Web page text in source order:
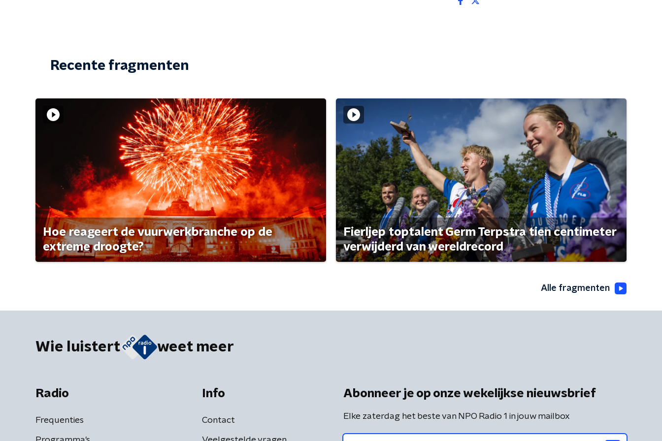
Recente fragmenten
Hoe reageert de vuurwerkbranche op de
extreme droogte?
Fierljep toptalent Germ Terpstra tien centimeter
verwijderd van wereldrecord
Alle fragmenten
Wie luistert weet meer
Radio
Frequenties
Info
Contact
Abonneer je op onze wekelijkse nieuwsbrief
Elke zaterdag het beste van NPO Radio 1 in jouw mailbox